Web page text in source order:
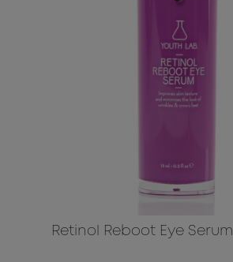
Retinol Reboot Eye Serum